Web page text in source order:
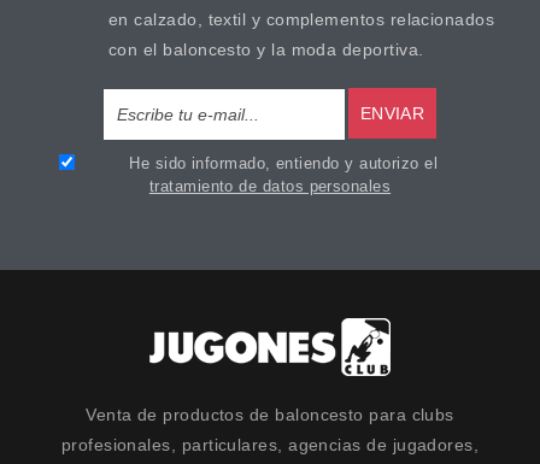
en calzado, textil y complementos relacionados
con el baloncesto y la moda deportiva.
ENVIAR
He sido informado, entiendo y autorizo el
tratamiento de datos personales
Venta de productos de baloncesto para clubs
profesionales, particulares, agencias de jugadores,